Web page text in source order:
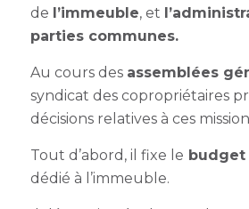
de l’immeuble, et
parties communes.
Au cours des assemblées
syndicat des copropriétaires
décisions relatives à ces
Tout d’abord, il fixe le budget
dédié à l’immeuble.